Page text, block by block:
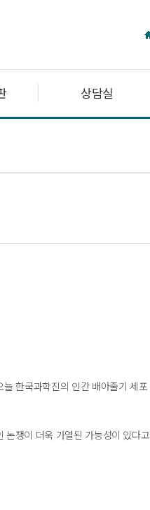
상담실
한국과학진의 인간 배아줄기 세
쟁이 더욱 가열된 가능성이 있다